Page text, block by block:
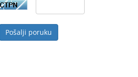
Pošalji poruku